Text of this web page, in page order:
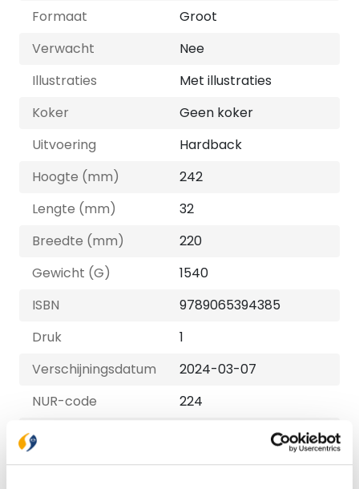
Formaat
Groot
Verwacht
Nee
Illustraties
Met illustraties
Koker
Geen koker
Uitvoering
Hardback
Hoogte (mm)
242
Lengte (mm)
32
Breedte (mm)
220
Gewicht (G)
1540
ISBN
9789065394385
Druk
1
Verschijningsdatum
2024-03-07
NUR-code
224
Auteur
Binsbergen, Roland